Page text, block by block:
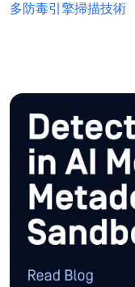
多防毒引擎掃描技術